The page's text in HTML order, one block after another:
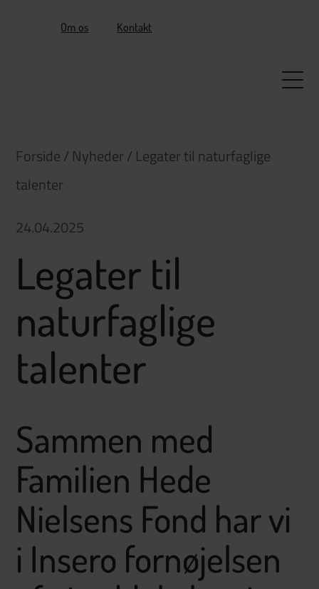
Om os Kontakt
Forretning
Søg midler
Forside/ Nyheder/ Legater til naturfaglige
talenter
24.04.2025
Legater til
naturfaglige
talenter
Sammen med
Familien Hede
Nielsens Fond har vi
i Insero fornøjelsen